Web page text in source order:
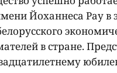
Йоханнеса Рау в
в стране.